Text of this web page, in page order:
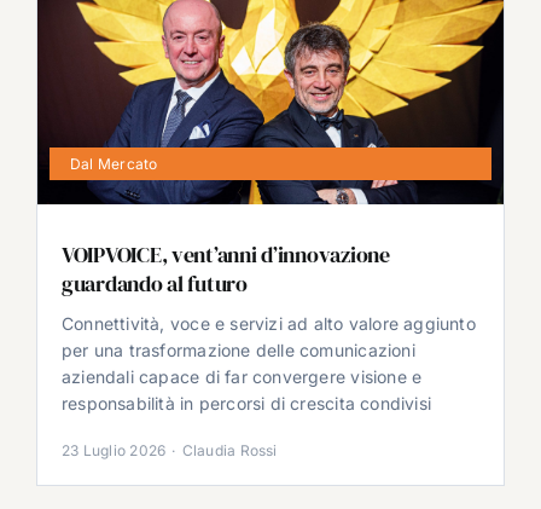
Dal Mercato
VOIPVOICE, vent’anni d’innovazione
guardando al futuro
Connettività, voce e servizi ad alto valore aggiunto
per una trasformazione delle comunicazioni
aziendali capace di far convergere visione e
responsabilità in percorsi di crescita condivisi
23 Luglio 2026 · Claudia Rossi